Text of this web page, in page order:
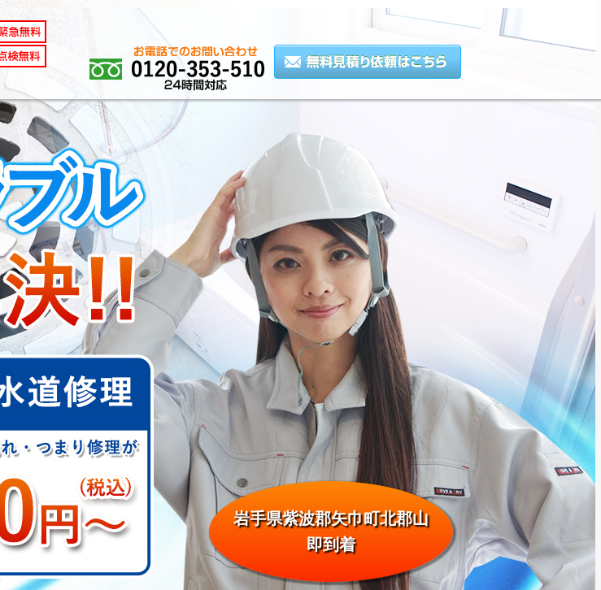
岩手県紫波郡矢巾町北郡山
即到着